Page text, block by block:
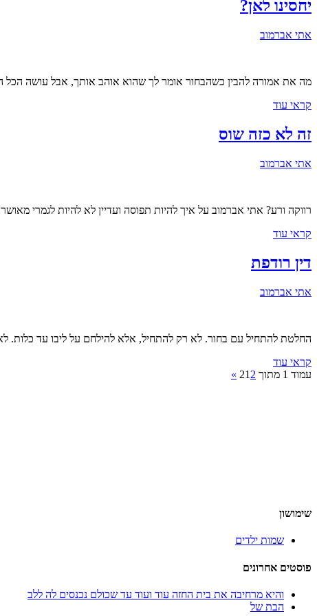
יחסינו לאן?
אתי אברמוב
מה את אמורה להבין כשהבחור אומר לך שהוא אוהב אותך, אבל עושה הכל
קראי עוד
זה לא כזה שוס
אתי אברמוב
רווקה ורע? אתי אברמוב על איך להיות תפוסה ועדיין לא להיות לגמרי
קראי עוד
דין רודפת
אתי אברמוב
החלטת להתחיל עם בחור. לא רק להתחיל, אלא להילחם על ליבו עד כלות.
קראי עוד
עמוד 1 מתוך 2
1 2
»
שימושון
שמות ילדים
פוסטים אחרונים
והיא מרחיבה את בית החזה עוד ועוד עד שכולם נכנסים לה ללב
הבת של